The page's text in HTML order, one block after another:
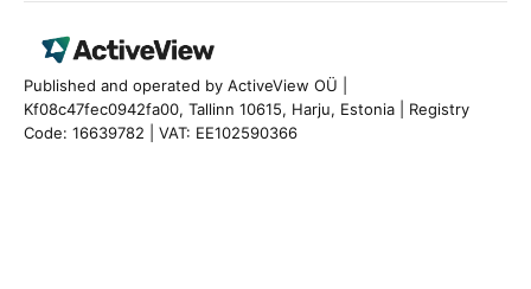
Published and operated by ActiveView OÜ |
Kf08c47fec0942fa00, Tallinn 10615, Harju, Estonia | Registry
Code: 16639782 | VAT: EE102590366